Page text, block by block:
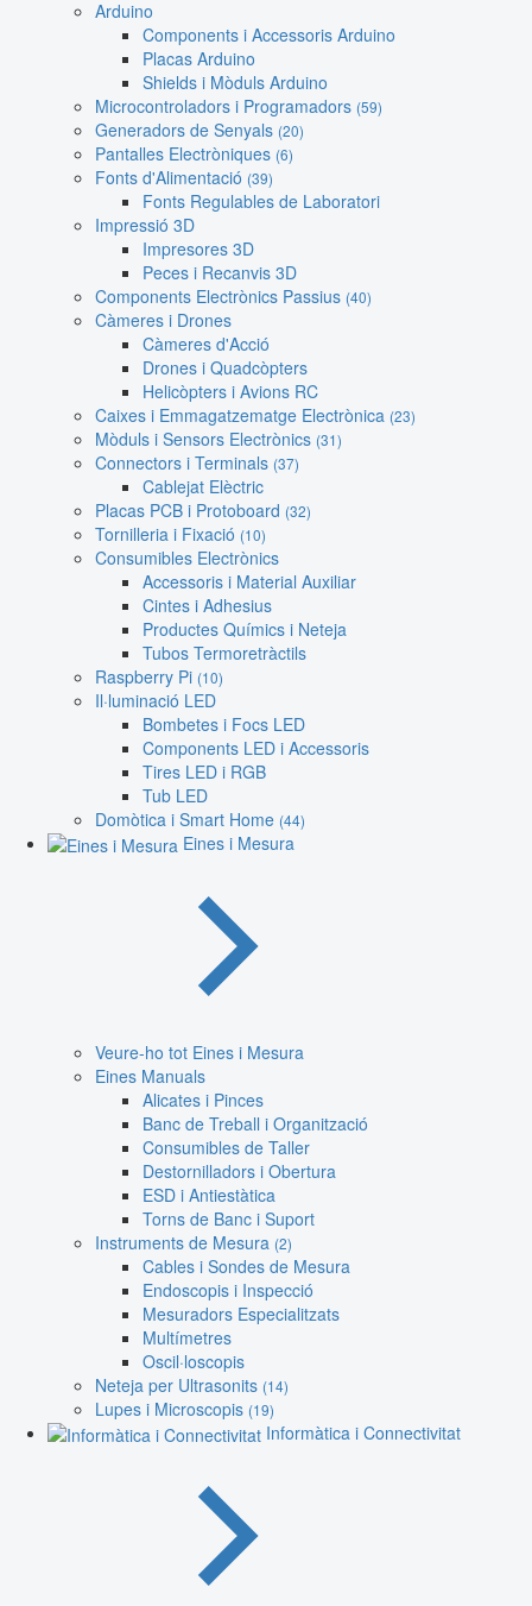
Arduino
Components i Accessoris Arduino
Placas Arduino
Shields i Mòduls Arduino
Microcontroladors i Programadors (59)
Generadors de Senyals (20)
Pantalles Electròniques (6)
Fonts d'Alimentació (39)
Fonts Regulables de Laboratori
Impressió 3D
Impresores 3D
Peces i Recanvis 3D
Components Electrònics Passius (40)
Càmeres i Drones
Càmeres d'Acció
Drones i Quadcòpters
Helicòpters i Avions RC
Caixes i Emmagatzematge Electrònica (23)
Mòduls i Sensors Electrònics (31)
Connectors i Terminals (37)
Cablejat Elèctric
Placas PCB i Protoboard (32)
Tornilleria i Fixació (10)
Consumibles Electrònics
Accessoris i Material Auxiliar
Cintes i Adhesius
Productes Químics i Neteja
Tubos Termoretràctils
Raspberry Pi (10)
Il·luminació LED
Bombetes i Focs LED
Components LED i Accessoris
Tires LED i RGB
Tub LED
Domòtica i Smart Home (44)
Eines i Mesura
Veure-ho tot Eines i Mesura
Eines Manuals
Alicates i Pinces
Banc de Treball i Organització
Consumibles de Taller
Destornilladors i Obertura
ESD i Antiestàtica
Torns de Banc i Suport
Instruments de Mesura (2)
Cables i Sondes de Mesura
Endoscopis i Inspecció
Mesuradors Especialitzats
Multímetres
Oscil·loscopis
Neteja per Ultrasonits (14)
Lupes i Microscopis (19)
Informàtica i Connectivitat